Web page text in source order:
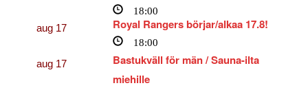
18:00
aug 17 Royal Rangers börjar/alkaa 17.8!
18:00
aug 17
Bastukväll för män / Sauna-ilta
miehille